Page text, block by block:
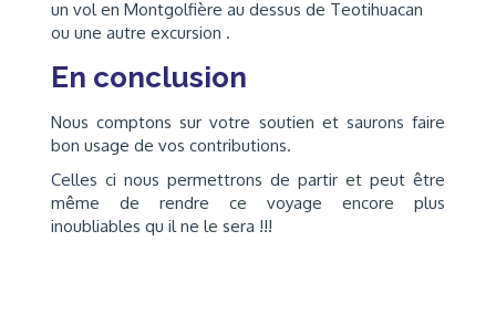
un vol en Montgolfière au dessus de Teotihuacan
ou une autre excursion .
En conclusion
Nous comptons sur votre soutien et saurons faire
bon usage de vos contributions.
Celles ci nous permettrons de partir et peut être
même de rendre ce voyage encore plus
inoubliables qu il ne le sera !!!